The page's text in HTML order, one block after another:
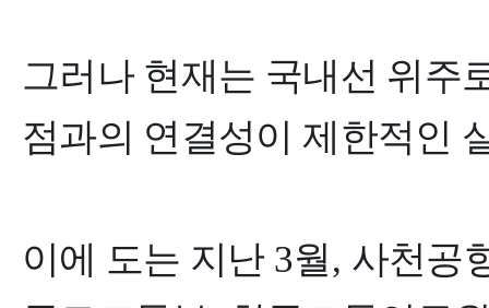
그러나 현재는 국내선 위주
점과의 연결성이 제한적인
이에 도는 지난 3월, 사천공